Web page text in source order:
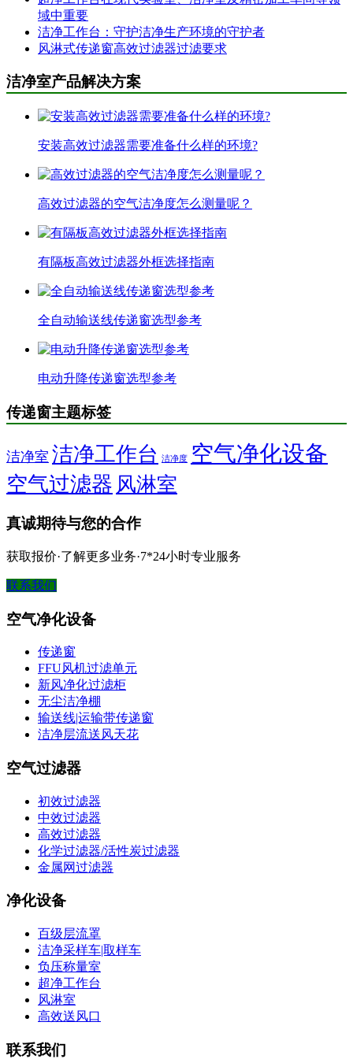
域中重要
洁净工作台：守护洁净生产环境的守护者
风淋式传递窗高效过滤器过滤要求
洁净室产品解决方案
安装高效过滤器需要准备什么样的环境?
高效过滤器的空气洁净度怎么测量呢？
有隔板高效过滤器外框选择指南
全自动输送线传递窗选型参考
电动升降传递窗选型参考
传递窗主题标签
洁净室 洁净工作台 洁净度 空气净化设备
空气过滤器 风淋室
真诚期待与您的合作
获取报价·了解更多业务·7*24小时专业服务
联系我们
空气净化设备
传递窗
FFU风机过滤单元
新风净化过滤柜
无尘洁净棚
输送线|运输带传递窗
洁净层流送风天花
空气过滤器
初效过滤器
中效过滤器
高效过滤器
化学过滤器/活性炭过滤器
金属网过滤器
净化设备
百级层流罩
洁净采样车|取样车
负压称量室
超净工作台
风淋室
高效送风口
联系我们